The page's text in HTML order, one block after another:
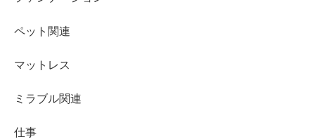
ペット関連
マットレス
ミラブル関連
仕事